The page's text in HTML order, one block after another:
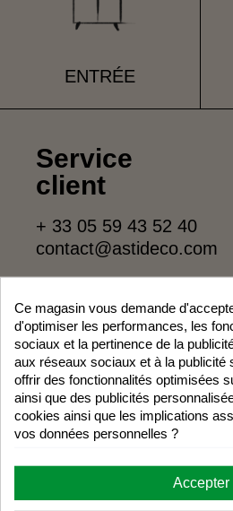
ENTRÉE
Service
client
+ 33 05 59 43 52 40
contact@astideco.com
Horaire
Du lundi au jeudi:
9:00 à 13:00 et 15:00 à
Vendredi:
9:00 à 13:00
Horaires d’accueil:
Ce magasin vous demande
d'optimiser les performances, les
sociaux et la pertinence de la
aux réseaux sociaux et à la publicité
offrir des fonctionnalités optimisées
ainsi que des publicités
cookies ainsi que les implications
vos données personnelles ?
Accepter